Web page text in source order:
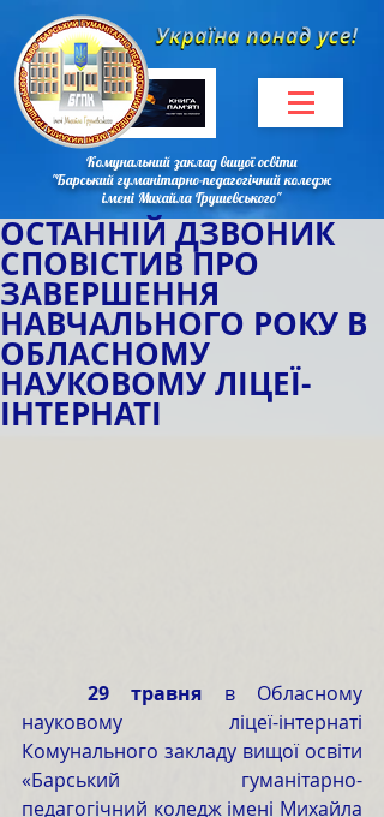
Комунальний заклад вищої освіти
"Барський гуманітарно-педагогічний коледж
імені Михайла Грушевського"
ОСТАННІЙ ДЗВОНИК
СПОВІСТИВ ПРО
ЗАВЕРШЕННЯ
НАВЧАЛЬНОГО РОКУ В
ОБЛАСНОМУ
НАУКОВОМУ ЛІЦЕЇ-
ІНТЕРНАТІ
	29 травня
в Обласному
науковому ліцеї-інтернаті
Комунального закладу вищої освіти
«Барський гуманітарно-
педагогічний коледж імені Михайла